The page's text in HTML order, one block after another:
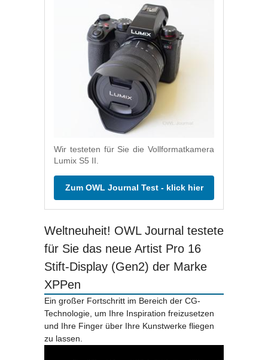
Wir testeten für Sie die Vollformatkamera
Lumix S5 II.
Zum OWL Journal Test - klick hier
Weltneuheit! OWL Journal testete
für Sie das neue Artist Pro 16
Stift-Display (Gen2) der Marke
XPPen
Ein großer Fortschritt im Bereich der CG-
Technologie, um Ihre Inspiration freizusetzen
und Ihre Finger über Ihre Kunstwerke fliegen
zu lassen.